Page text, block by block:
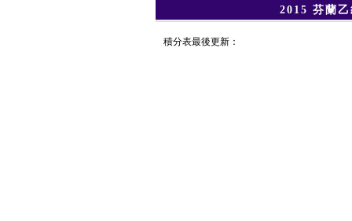
2015 芬蘭
積分表最後更新：